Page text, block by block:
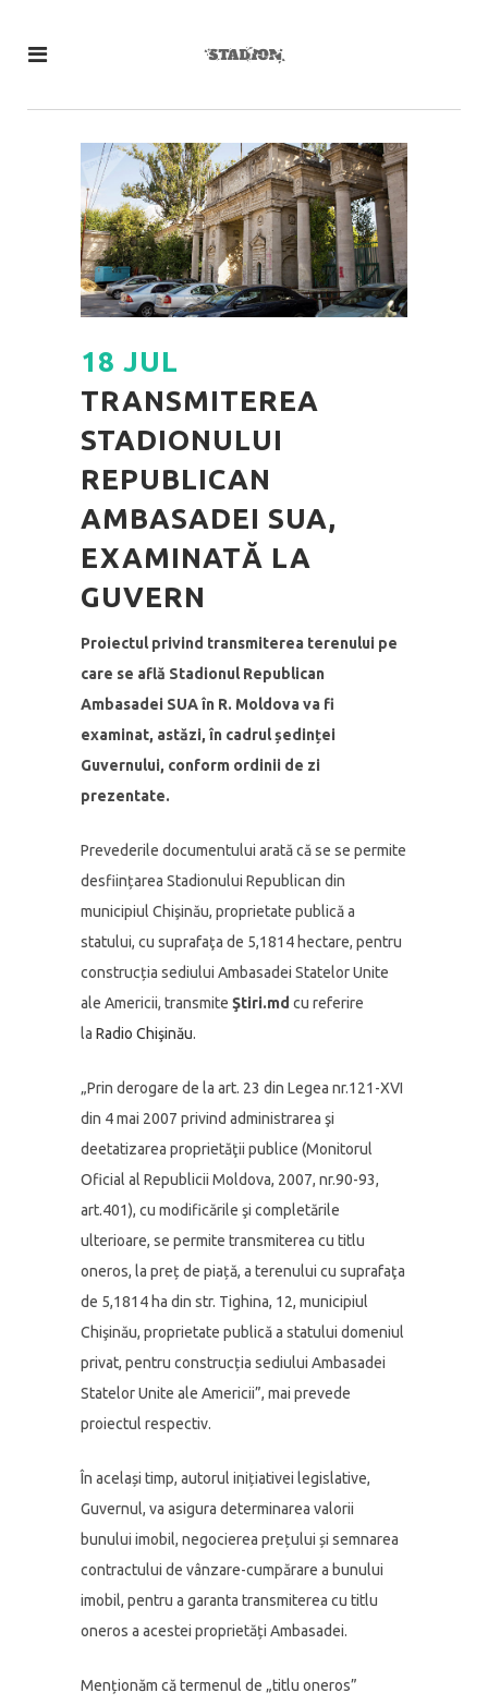
18 JUL
TRANSMITEREA
STADIONULUI
REPUBLICAN
AMBASADEI SUA,
EXAMINATĂ LA
GUVERN
Proiectul privind transmiterea terenului pe
care se află Stadionul Republican
Ambasadei SUA în R. Moldova va fi
examinat, astăzi, în cadrul ședinței
Guvernului, conform ordinii de zi
prezentate.
Prevederile documentului arată că se se permite
desființarea Stadionului Republican din
municipiul Chişinău, proprietate publică a
statului, cu suprafaţa de 5,1814 hectare, pentru
construcția sediului Ambasadei Statelor Unite
ale Americii, transmite Ştiri.md cu referire
la Radio Chişinău.
„Prin derogare de la art. 23 din Legea nr.121-XVI
din 4 mai 2007 privind administrarea şi
deetatizarea proprietăţii publice (Monitorul
Oficial al Republicii Moldova, 2007, nr.90-93,
art.401), cu modificările şi completările
ulterioare, se permite transmiterea cu titlu
oneros, la preț de piață, a terenului cu suprafaţa
de 5,1814 ha din str. Tighina, 12, municipiul
Chişinău, proprietate publică a statului domeniul
privat, pentru construcția sediului Ambasadei
Statelor Unite ale Americii”, mai prevede
proiectul respectiv.
În același timp, autorul inițiativei legislative,
Guvernul, va asigura determinarea valorii
bunului imobil, negocierea prețului și semnarea
contractului de vânzare-cumpărare a bunului
imobil, pentru a garanta transmiterea cu titlu
oneros a acestei proprietăți Ambasadei.
Menționăm că termenul de „titlu oneros”